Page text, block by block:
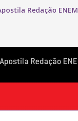
Redação ENEM